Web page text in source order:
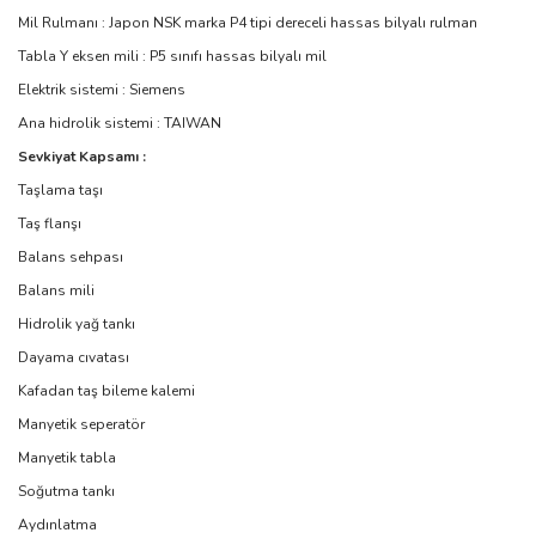
Mil Rulmanı : Japon NSK marka P4 tipi dereceli hassas bilyalı rulman
Tabla Y eksen mili : P5 sınıfı hassas bilyalı mil
Elektrik sistemi : Siemens
Ana hidrolik sistemi : TAIWAN
Sevkiyat Kapsamı :
Taşlama taşı
Taş flanşı
Balans sehpası
Balans mili
Hidrolik yağ tankı
Dayama cıvatası
Kafadan taş bileme kalemi
Manyetik seperatör
Manyetik tabla
Soğutma tankı
Aydınlatma